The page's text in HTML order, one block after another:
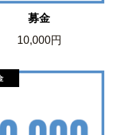
募金
10,000円